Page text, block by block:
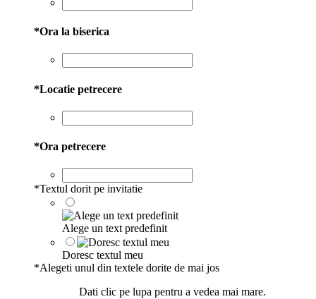
*Ora la biserica
*Locatie petrecere
*Ora petrecere
*Textul dorit pe invitatie
Alege un text predefinit
Doresc textul meu
*Alegeti unul din textele dorite de mai jos
Dati clic pe lupa pentru a vedea mai mare.